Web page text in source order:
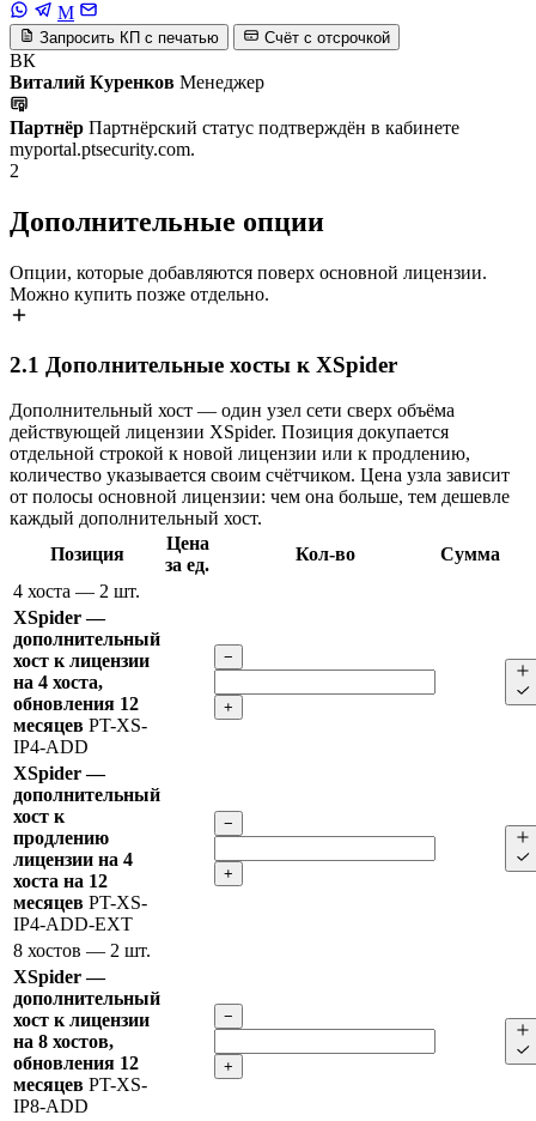
M
Запросить КП с печатью Счёт с отсрочкой
ВК
Виталий Куренков Менеджер
Партнёр Партнёрский статус подтверждён в кабинете
myportal.ptsecurity.com.
2
Дополнительные опции
Опции, которые добавляются поверх основной лицензии.
Можно купить позже отдельно.
2.1 Дополнительные хосты к XSpider
Дополнительный хост — один узел сети сверх объёма
действующей лицензии XSpider. Позиция докупается
отдельной строкой к новой лицензии или к продлению,
количество указывается своим счётчиком. Цена узла зависит
от полосы основной лицензии: чем она больше, тем дешевле
каждый дополнительный хост.
Позиция
Цена
за ед.
Кол-во
Сумма
4 хоста — 2 шт.
XSpider —
дополнительный
хост к лицензии
на 4 хоста,
обновления 12
месяцев PT-XS-
IP4-ADD
−
+
XSpider —
дополнительный
хост к
продлению
лицензии на 4
хоста на 12
месяцев PT-XS-
IP4-ADD-EXT
−
+
8 хостов — 2 шт.
XSpider —
дополнительный
хост к лицензии
на 8 хостов,
обновления 12
месяцев PT-XS-
IP8-ADD
−
+